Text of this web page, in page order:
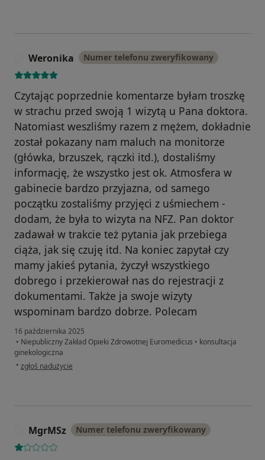
Weronika Numer telefonu zweryfikowany
Czytając poprzednie komentarze byłam troszkę
w strachu przed swoją 1 wizytą u Pana doktora.
Natomiast weszliśmy razem z mężem, dokładnie
został pokazany nam maluch na monitorze
(główka, brzuszek, rączki itd.), dostaliśmy
informację, że wszystko jest ok. Atmosfera w
gabinecie bardzo przyjazna, od samego
początku zostaliśmy przyjęci z uśmiechem -
dodam, że była to wizyta na NFZ. Pan doktor
zadawał w trakcie też pytania jak przebiega
ciąża, jak się czuję itd. Na koniec zapytał czy
mamy jakieś pytania, życzył wszystkiego
dobrego i przekierował nas do rejestracji z
dokumentami. Także ja swoje wizyty
wspominam bardzo dobrze. Polecam
16 października 2025
• Niepubliczny Zakład Opieki Zdrowotnej Euromedicus • konsultacja
ginekologiczna
• w opinii użytkownika Weronika
zgłoś nadużycie
MgrMSz Numer telefonu zweryfikowany